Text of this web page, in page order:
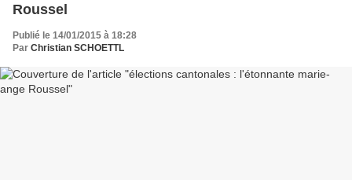
Roussel
Publié le 14/01/2015 à 18:28
Par Christian SCHOETTL